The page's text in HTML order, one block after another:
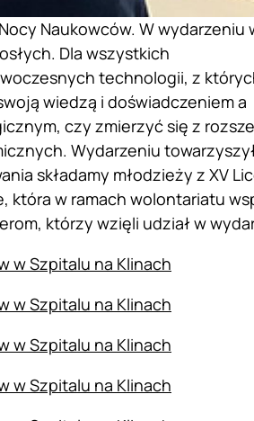
Naukowców. W wydarzeniu
Dla wszystkich
technologii, z
wiedzą i doświadczeniem a
czy zmierzyć się z
Wydarzeniu
składamy młodzieży z XV
która w ramach wolontariatu
którzy wzięli udział w